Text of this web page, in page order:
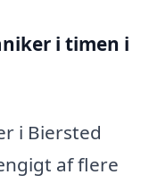
i timen i
i Biersted
af flere